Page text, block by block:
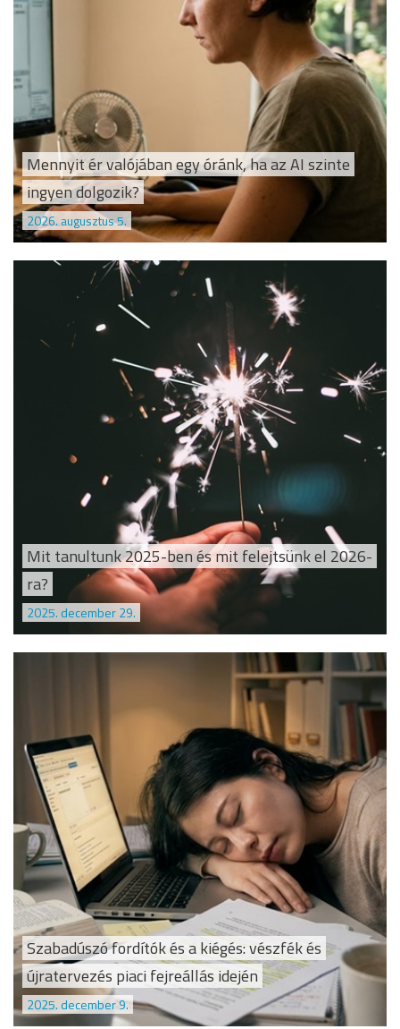
Mennyit ér valójában egy óránk, ha az AI szinte
ingyen dolgozik?
2026. augusztus 5.
Mit tanultunk 2025-ben és mit felejtsünk el 2026-
ra?
2025. december 29.
Szabadúszó fordítók és a kiégés: vészfék és
újratervezés piaci fejreállás idején
2025. december 9.